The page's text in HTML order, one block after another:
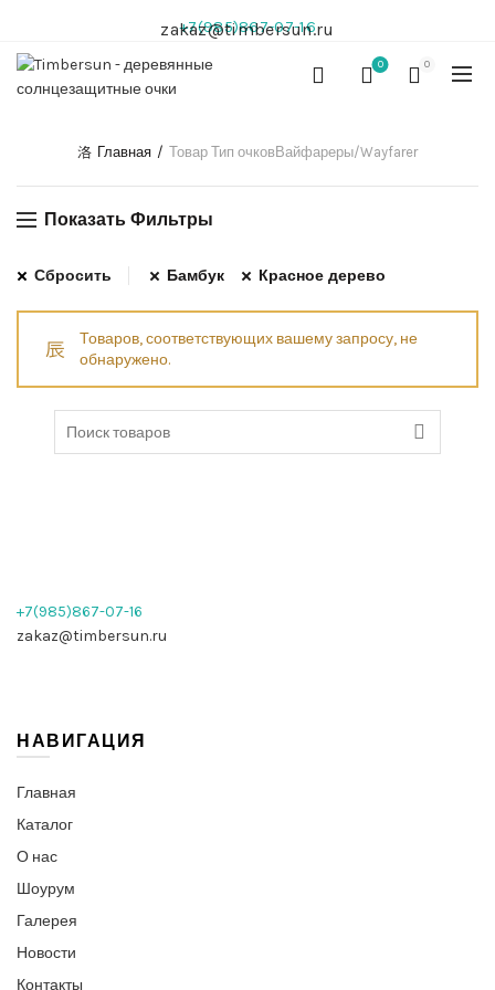
+7(985)867-07-16
zakaz@timbersun.ru
0 0
Главная Товар Тип очков Вайфареры/Wayfarer
Показать Фильтры
Сбросить Бамбук Красное дерево
Товаров, соответствующих вашему запросу, не
обнаружено.
+7(985)867-07-16
zakaz@timbersun.ru
НАВИГАЦИЯ
Главная
Каталог
О нас
Шоурум
Галерея
Новости
Контакты